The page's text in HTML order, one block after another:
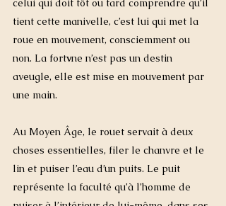
celui qui doit tôt ou tard comprendre qu’il
tient cette manivelle, c’est lui qui met la
roue en mouvement, consciemment ou
non. La fortvne n’est pas un destin
aveugle, elle est mise en mouvement par
une main.
Au Moyen Âge, le rouet servait à deux
choses essentielles, filer le chanvre et le
lin et puiser l’eau d’un puits. Le puit
représente la faculté qu’à l’homme de